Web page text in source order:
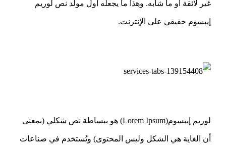
غير لائقة أو ما شابه. وهذا ما يجعله أول مولّد نص لوريم
إيبسوم حقيقي على الإنترنت.
لوريم إيبسوم(Lorem Ipsum) هو ببساطة نص شكلي (بمعنى
أن الغاية هي الشكل وليس المحتوى) ويُستخدم في صناعات